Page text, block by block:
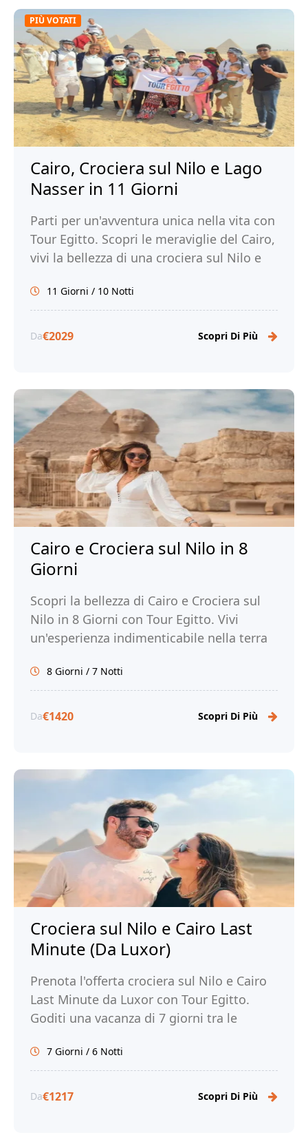
PIÙ VOTATI
Cairo, Crociera sul Nilo e Lago
Nasser in 11 Giorni
Parti per un'avventura unica nella vita con
Tour Egitto. Scopri le meraviglie del Cairo,
vivi la bellezza di una crociera sul Nilo e
storia e cultura dell'Egitto.
11 Giorni / 10 Notti
Da€2029 Scopri Di Più
Cairo e Crociera sul Nilo in 8
Giorni
Scopri la bellezza di Cairo e Crociera sul
Nilo in 8 Giorni con Tour Egitto. Vivi
un'esperienza indimenticabile nella terra
8 Giorni / 7 Notti
Da€1420 Scopri Di Più
Crociera sul Nilo e Cairo Last
Minute (Da Luxor)
Prenota l'offerta crociera sul Nilo e Cairo
Last Minute da Luxor con Tour Egitto.
Goditi una vacanza di 7 giorni tra le
7 Giorni / 6 Notti
Da€1217 Scopri Di Più